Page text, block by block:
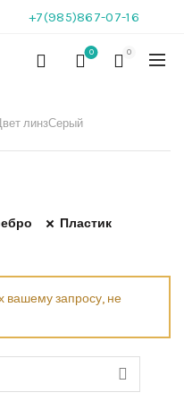
+7(985)867-07-16
0 0
линзСерый
Пластик
вашему запросу, не